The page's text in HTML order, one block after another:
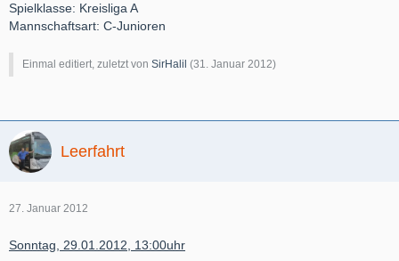
Spielklasse: Kreisliga A
Mannschaftsart: C-Junioren
Einmal editiert, zuletzt von SirHalil (31. Januar 2012)
Leerfahrt
27. Januar 2012
Sonntag, 29.01.2012, 13:00uhr